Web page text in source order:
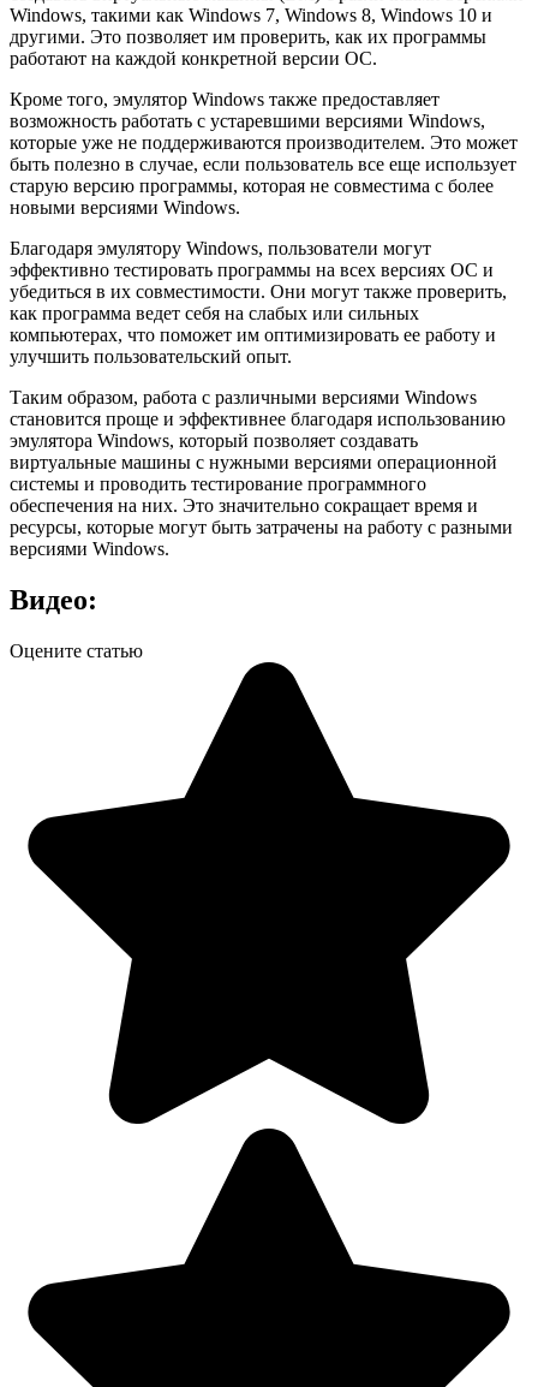
Windows, такими как Windows 7, Windows 8, Windows 10 и
другими. Это позволяет им проверить, как их программы
работают на каждой конкретной версии ОС.
Кроме того, эмулятор Windows также предоставляет
возможность работать с устаревшими версиями Windows,
которые уже не поддерживаются производителем. Это может
быть полезно в случае, если пользователь все еще использует
старую версию программы, которая не совместима с более
новыми версиями Windows.
Благодаря эмулятору Windows, пользователи могут
эффективно тестировать программы на всех версиях ОС и
убедиться в их совместимости. Они могут также проверить,
как программа ведет себя на слабых или сильных
компьютерах, что поможет им оптимизировать ее работу и
улучшить пользовательский опыт.
Таким образом, работа с различными версиями Windows
становится проще и эффективнее благодаря использованию
эмулятора Windows, который позволяет создавать
виртуальные машины с нужными версиями операционной
системы и проводить тестирование программного
обеспечения на них. Это значительно сокращает время и
ресурсы, которые могут быть затрачены на работу с разными
версиями Windows.
Видео:
Оцените статью